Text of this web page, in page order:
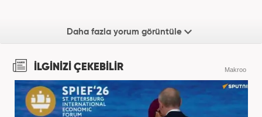
Daha fazla yorum görüntüle
İLGİNİZİ ÇEKEBİLİR Makroo